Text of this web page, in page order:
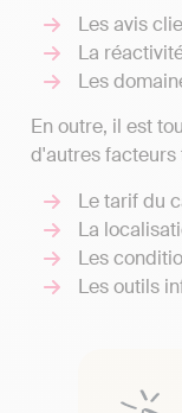
Les avis
La
Les
En outre, il est
d'autres facteurs
Le tarif du
La
Les
Les outils